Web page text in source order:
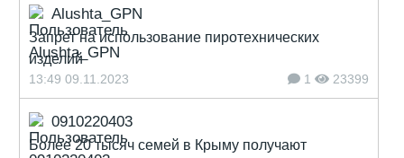
Alushta_GPN
Запрет на использование пиротехнических
изделий
13:49 09.11.2023 1 23399
0910220403
Более 20 тысяч семей в Крыму получают